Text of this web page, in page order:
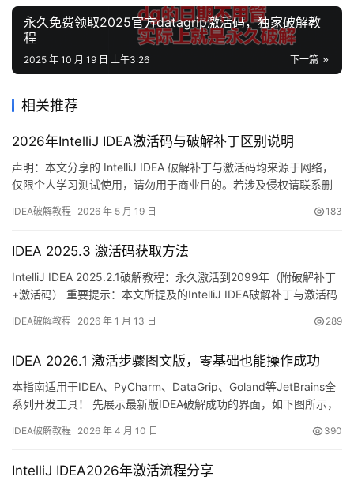
永久免费领取2025官方datagrip激活码，独家破解教
程
下一篇
2025 年 10 月 19 日 上午3:26
相关推荐
2026年IntelliJ IDEA激活码与破解补丁区别说明
声明：本文分享的 IntelliJ IDEA 破解补丁与激活码均来源于网络，
仅限个人学习测试使用，请勿用于商业目的。若涉及侵权请联系删
2025.2.1 版本成功激活的截图。从下图可见，软件已顺利破解至
式，详细讲解如何对最新版 ID…
IDEA破解教程 2026 年 5 月 19 日 183
IDEA 2025.3 激活码获取方法
IntelliJ IDEA 2025.2.1破解教程：永久激活到2099年（附破解补丁
+激活码） 重要提示：本文所提及的IntelliJ IDEA破解补丁与激活码
如内容存在侵权问题，请联系笔者进行删除。经济允许的情况下，
解成功的…
IDEA破解教程 2026 年 1 月 13 日 289
IDEA 2026.1 激活步骤图文版，零基础也能操作成功
本指南适用于IDEA、PyCharm、DataGrip、Goland等JetBrains全
系列开发工具！ 先展示最新版IDEA破解成功的界面，如下图所示，
方式，完整演示如何将IDEA激活至2099年。 此方法同样适用于以
关资源都已为您准…
IDEA破解教程 2026 年 4 月 10 日 390
IntelliJ IDEA2026年激活流程分享